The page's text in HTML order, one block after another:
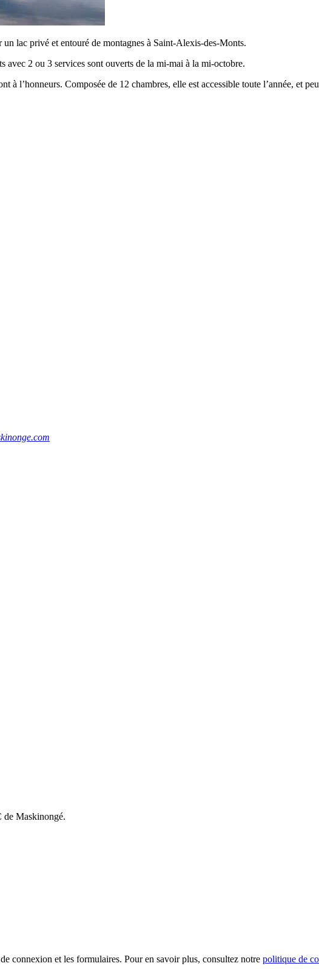
lac privé et entouré de montagnes à Saint-Alexis-des-Monts.
avec 2 ou 3 services sont ouverts de la mi-mai à la mi-octobre.
l’honneurs. Composée de 12 chambres, elle est accessible toute l’année, et
de Maskinongé.
connexion et les formulaires. Pour en savoir plus, consultez notre politique de